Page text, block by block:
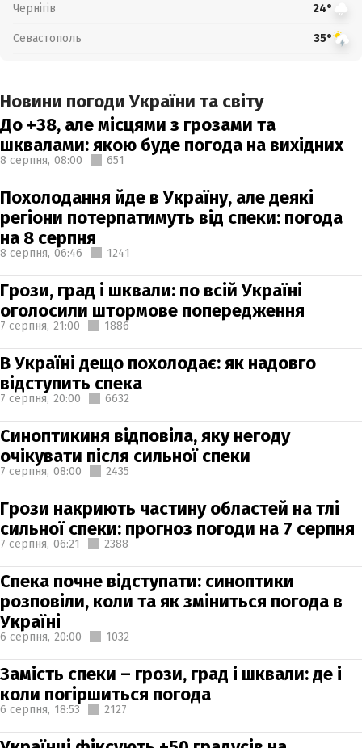
Чернігів 24°
Севастополь 35°
Новини погоди України та світу
До +38, але місцями з грозами та
шквалами: якою буде погода на вихідних
8 серпня, 08:00 651
Похолодання йде в Україну, але деякі
регіони потерпатимуть від спеки: погода
на 8 серпня
8 серпня, 06:46 1241
Грози, град і шквали: по всій Україні
оголосили штормове попередження
7 серпня, 21:00 1886
В Україні дещо похолодає: як надовго
відступить спека
7 серпня, 20:00 6632
Синоптикиня відповіла, яку негоду
очікувати після сильної спеки
7 серпня, 08:00 2435
Грози накриють частину областей на тлі
сильної спеки: прогноз погоди на 7 серпня
7 серпня, 06:21 2388
Спека почне відступати: синоптики
розповіли, коли та як зміниться погода в
Україні
6 серпня, 20:00 1032
Замість спеки – грози, град і шквали: де і
коли погіршиться погода
6 серпня, 18:53 2127